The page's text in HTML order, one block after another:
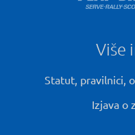
Više
Statut, pravilnici,
Izjava o